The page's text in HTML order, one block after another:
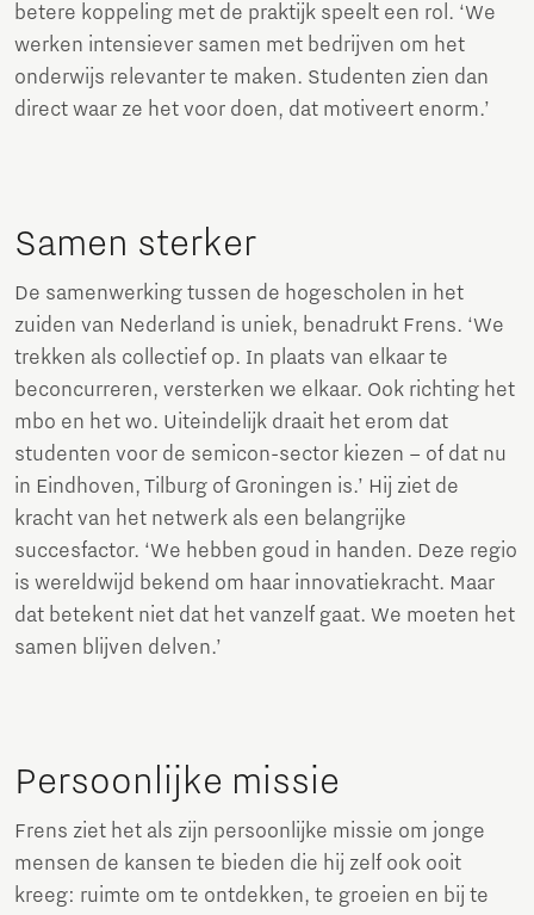
betere koppeling met de praktijk speelt een rol. ‘We
werken intensiever samen met bedrijven om het
onderwijs relevanter te maken. Studenten zien dan
direct waar ze het voor doen, dat motiveert enorm.’
Samen sterker
De samenwerking tussen de hogescholen in het
zuiden van Nederland is uniek, benadrukt Frens. ‘We
trekken als collectief op. In plaats van elkaar te
beconcurreren, versterken we elkaar. Ook richting het
mbo en het wo. Uiteindelijk draait het erom dat
studenten voor de semicon-sector kiezen – of dat nu
in Eindhoven, Tilburg of Groningen is.’ Hij ziet de
kracht van het netwerk als een belangrijke
succesfactor. ‘We hebben goud in handen. Deze regio
is wereldwijd bekend om haar innovatiekracht. Maar
dat betekent niet dat het vanzelf gaat. We moeten het
samen blijven delven.’
Persoonlijke missie
Frens ziet het als zijn persoonlijke missie om jonge
mensen de kansen te bieden die hij zelf ook ooit
kreeg: ruimte om te ontdekken, te groeien en bij te